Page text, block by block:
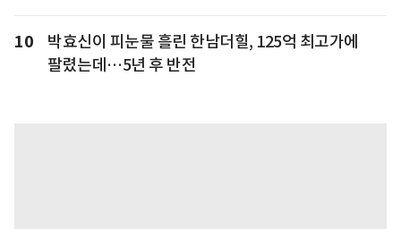
10
박효신이 피눈물 흘린 한남더힐, 125억 최고가에
팔렸는데…5년 후 반전